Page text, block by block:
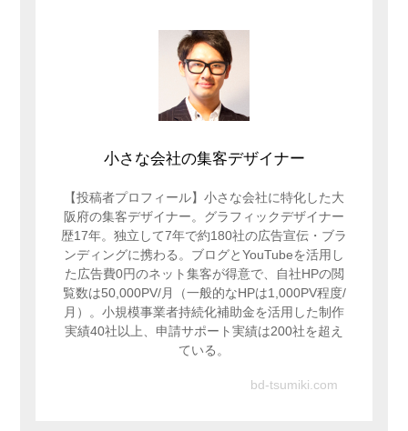
小さな会社の集客デザイナー
【投稿者プロフィール】小さな会社に特化した大
阪府の集客デザイナー。グラフィックデザイナー
歴17年。独立して7年で約180社の広告宣伝・ブラ
ンディングに携わる。ブログとYouTubeを活用し
た広告費0円のネット集客が得意で、自社HPの閲
覧数は50,000PV/月（一般的なHPは1,000PV程度/
月）。小規模事業者持続化補助金を活用した制作
実績40社以上、申請サポート実績は200社を超え
ている。
bd-tsumiki.com